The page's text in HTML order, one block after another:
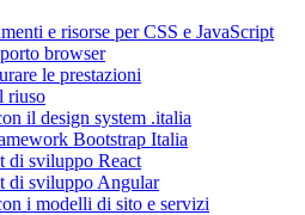
e risorse per CSS e JavaScript
browser
le prestazioni
riuso
il design system .italia
Bootstrap Italia
di sviluppo React
di sviluppo Angular
i modelli di sito e servizi